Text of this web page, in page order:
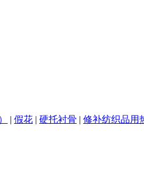
| 假花 | 硬托衬骨 | 修补纺织品用